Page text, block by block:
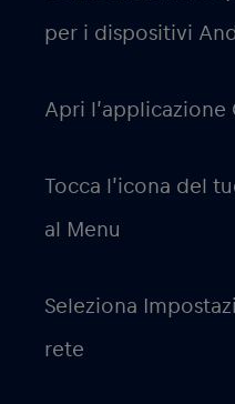
per i dispositivi
Apri l’applicazione
Tocca l’icona del
al Menu
Seleziona
rete